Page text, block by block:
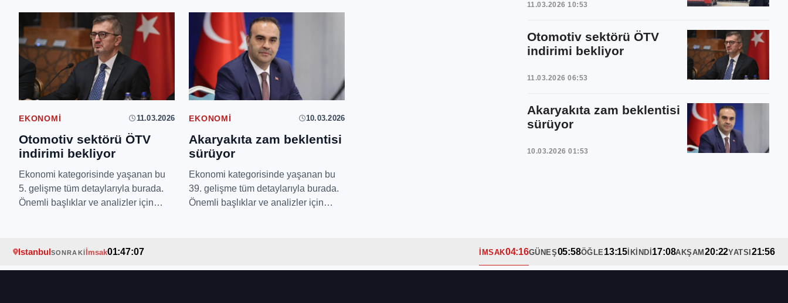
EKONOMI 11.03.2026
Otomotiv sektörü ÖTV
indirimi bekliyor
Ekonomi kategorisinde yaşanan bu
5. gelişme tüm detaylarıyla burada.
Önemli başlıklar ve analizler için
EKONOMI 10.03.2026
Akaryakıta zam beklentisi
sürüyor
Ekonomi kategorisinde yaşanan bu
39. gelişme tüm detaylarıyla burada.
Önemli başlıklar ve analizler için
11.03.2026 10:53
Otomotiv sektörü ÖTV
indirimi bekliyor
11.03.2026 06:53
Akaryakıta zam beklentisi
sürüyor
10.03.2026 01:53
IstanbulSONRAKI İmsak01:47:06 İMSAK04:16GÜNEŞ05:58ÖĞLE13:15 İKINDI 17:08AKŞAM 20:22YATSI 21:56